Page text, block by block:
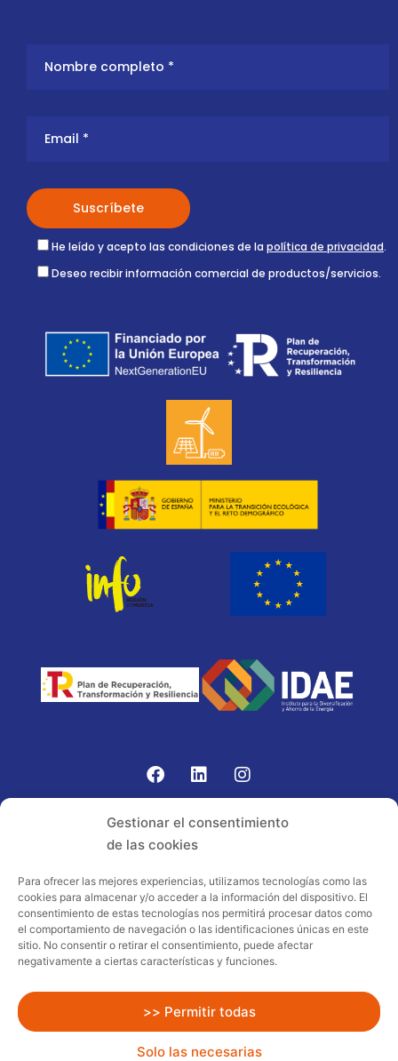
Gestionar el consentimiento
de las cookies
Para ofrecer las mejores experiencias, utilizamos tecnologías como las
cookies para almacenar y/o acceder a la información del dispositivo. El
consentimiento de estas tecnologías nos permitirá procesar datos como
el comportamiento de navegación o las identificaciones únicas en este
sitio. No consentir o retirar el consentimiento, puede afectar
negativamente a ciertas características y funciones.
>> Permitir todas
Solo las necesarias
He leído y acepto las condiciones de la política de privacidad.
Deseo recibir información comercial de productos/servicios.
Proyecto acogido al programa de
incentivos ligados al autoconsumo y
almacenamiento, con fuentes de energía
renovables, así como a la implantación
sector residencial en el marco del Plan
de Recuperación, Transformación y
Resiliencia, financiado por la Unión